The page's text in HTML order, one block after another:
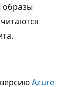
образы
Azure